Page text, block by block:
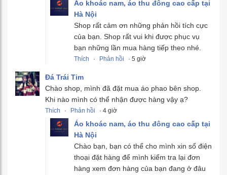
Áo khoác nam, áo thu đông cao cấp tại
Hà Nội
Shop rất cảm ơn những phản hồi tích cực
của bạn. Shop rất vui khi được phục vụ
bạn những lần mua hàng tiếp theo nhé.
Thích · Phản hồi · 5 giờ
Đá Trái Tim
Chào shop, mình đã đặt mua áo phao bên shop.
Khi nào mình có thể nhận được hàng vậy ạ?
Thích · Phản hồi · 4 giờ
Áo khoác nam, áo thu đông cao cấp tại
Hà Nội
Chào bạn, bạn có thể cho mình xin số điện
thoại đặt hàng để mình kiểm tra lại đơn
hàng xem đơn hàng của bạn đang ở đâu